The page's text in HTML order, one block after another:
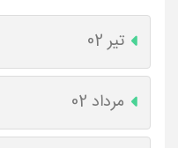
تیر 02
مرداد 02